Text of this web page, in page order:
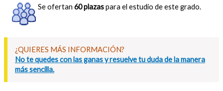
Se ofertan 60 plazaspara el estudio de este grado.
¿QUIERES MÁS INFORMACIÓN?
No te quedes con las ganas y resuelve tu duda de la manera
más sencilla.